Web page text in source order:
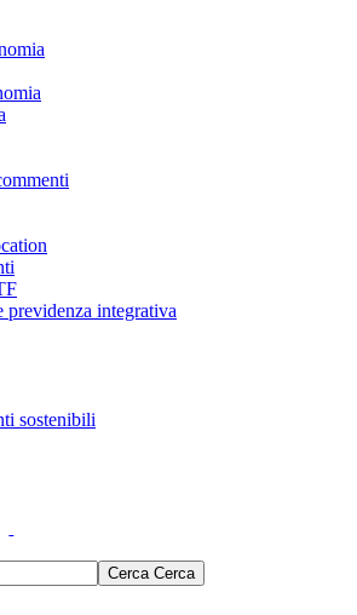
previdenza integrativa
sostenibili
Cerca Cerca